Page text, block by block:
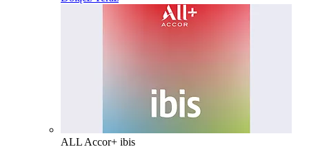
ALL Accor+ ibis